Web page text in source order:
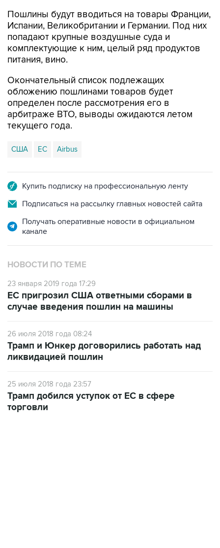
Пошлины будут вводиться на товары Франции,
Испании, Великобритании и Германии. Под них
попадают крупные воздушные суда и
комплектующие к ним, целый ряд продуктов
питания, вино.
Окончательный список подлежащих
обложению пошлинами товаров будет
определен после рассмотрения его в
арбитраже ВТО, выводы ожидаются летом
текущего года.
США ЕС Airbus
Купить подписку на профессиональную ленту
Подписаться на рассылку главных новостей сайта
Получать оперативные новости в официальном
канале
НОВОСТИ ПО ТЕМЕ
23 января 2019 года 17:29
ЕС пригрозил США ответными сборами в
случае введения пошлин на машины
26 июля 2018 года 08:24
Трамп и Юнкер договорились работать над
ликвидацией пошлин
25 июля 2018 года 23:57
Трамп добился уступок от ЕС в сфере
торговли